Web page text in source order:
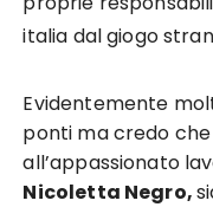
italia dal giogo
Evidentemente
ponti ma credo
all’appassionato
Nicoletta Negro,